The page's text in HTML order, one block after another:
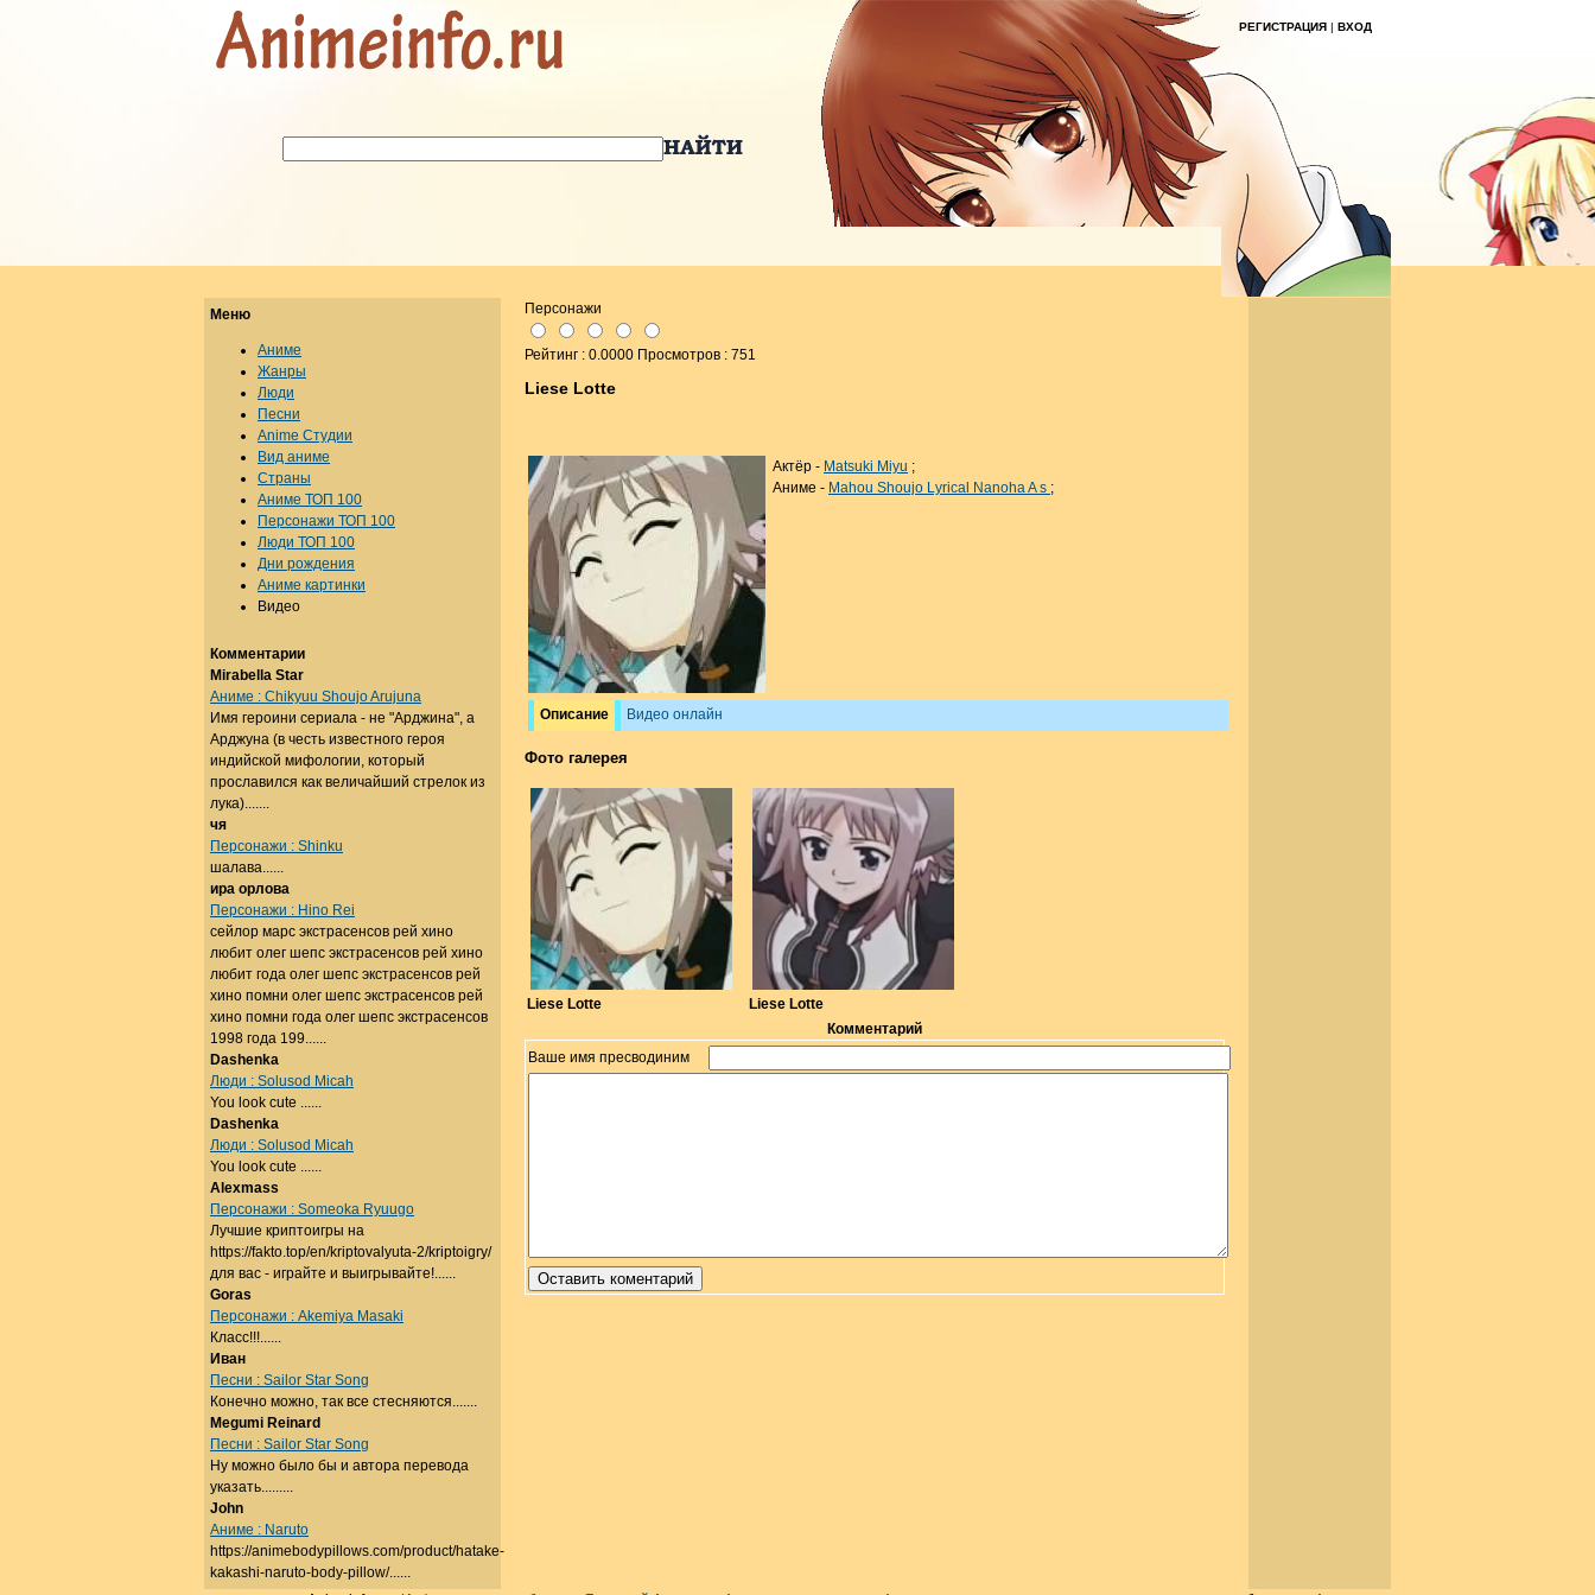
РЕГИСТРАЦИЯ | ВХОД
Персонажи
Рейтинг : 0.0000 Просмотров : 751
Liese Lotte
Актёр - Matsuki Miyu ;
Аниме - Mahou Shoujo Lyrical Nanoha A s ;
Описание Видео онлайн
Фото галерея
Liese Lotte
Liese Lotte
Комментарий
Ваше имя пресводиним
Меню
Аниме
Жанры
Люди
Песни
Anime Студии
Вид аниме
Страны
Аниме ТОП 100
Персонажи ТОП 100
Люди ТОП 100
Дни рождения
Аниме картинки
Видео
Комментарии
Mirabella Star
Аниме : Chikyuu Shoujo Arujuna
Имя героини сериала - не "Арджина", а
Арджуна (в честь известного героя
индийской мифологии, который
прославился как величайший стрелок из
лука).......
чя
Персонажи : Shinku
шалава......
ира орлова
Персонажи : Hino Rei
сейлор марс экстрасенсов рей хино
любит олег шепс экстрасенсов рей хино
любит года олег шепс экстрасенсов рей
хино помни олег шепс экстрасенсов рей
хино помни года олег шепс экстрасенсов
1998 года 199......
Dashenka
Люди : Solusod Micah
You look cute ......
Dashenka
Люди : Solusod Micah
You look cute ......
Alexmass
Персонажи : Someoka Ryuugo
Лучшие криптоигры на
https://fakto.top/en/kriptovalyuta-2/kriptoigry/
для вас - играйте и выигрывайте!......
Goras
Персонажи : Akemiya Masaki
Класс!!!......
Иван
Песни : Sailor Star Song
Конечно можно, так все стесняются.......
Megumi Reinard
Песни : Sailor Star Song
Ну можно было бы и автора перевода
указать.........
John
Аниме : Naruto
https://animebodypillows.com/product/hatake-
kakashi-naruto-body-pillow/......